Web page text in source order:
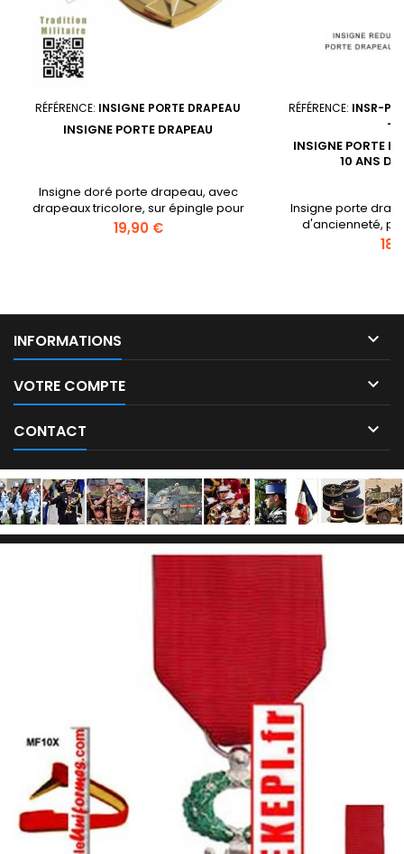
RÉFÉRENCE: INSIGNE PORTE DRAPEAU
INSIGNE PORTE DRAPEAU
Insigne doré porte drapeau, avec
drapeaux tricolore, sur épingle pour
cérémonies patriotiques. Dimensions
Prix
19,90 €
RÉFÉRENCE: INSR-
-
INSIGNE PORTE
10 ANS
Insigne porte
d'ancienneté,
pour Prix
INFORMATIONS 
VOTRE COMPTE 
CONTACT 